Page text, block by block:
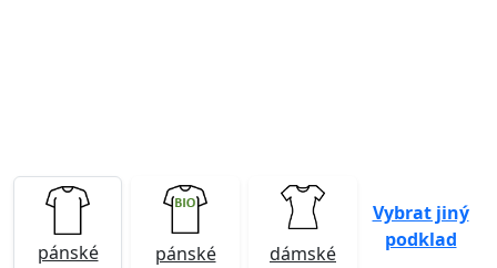
pánské pánské dámské
Vybrat jiný
podklad